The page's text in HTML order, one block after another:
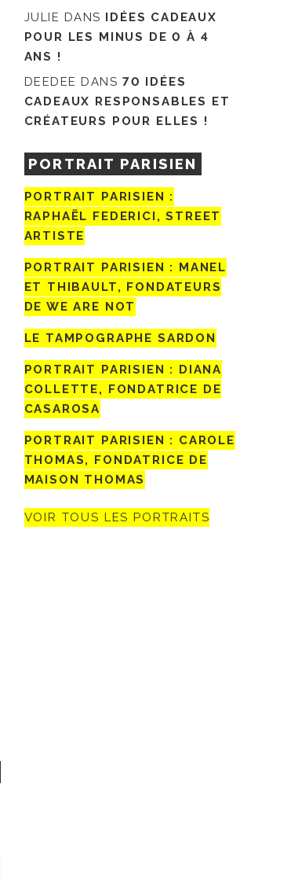
JULIE DANS IDÉES CADEAUX
POUR LES MINUS DE 0 À 4
ANS !
DEEDEE DANS 70 IDÉES
CADEAUX RESPONSABLES ET
CRÉATEURS POUR ELLES !
PORTRAIT PARISIEN
PORTRAIT PARISIEN :
RAPHAËL FEDERICI, STREET
ARTISTE
PORTRAIT PARISIEN : MANEL
ET THIBAULT, FONDATEURS
DE WE ARE NOT
LE TAMPOGRAPHE SARDON
PORTRAIT PARISIEN : DIANA
COLLETTE, FONDATRICE DE
CASAROSA
PORTRAIT PARISIEN : CAROLE
THOMAS, FONDATRICE DE
MAISON THOMAS
VOIR TOUS LES PORTRAITS